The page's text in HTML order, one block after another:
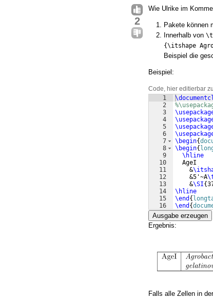
2
Wie Ulrike im
Pakete können
Innerhalb von
{\itshape
Beispiel die
Beispiel:
Code, hier editierbar
1
2
3
4
5
6
7
8
9
10
11
12
13
14
15
16
\begin{
\begin{
\hline
  AgeI
    &
    &5'~A
    &
\SI{
\hline
\end {
\end {
Ausgabe erzeugen
Ergebnis:
Falls alle Zellen in